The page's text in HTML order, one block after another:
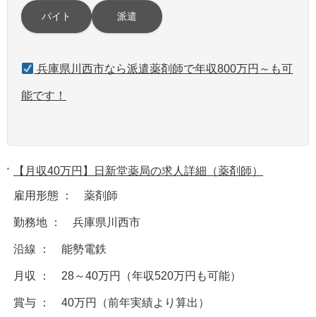
バイト 派遣
兵庫県川西市なら派遣薬剤師で年収800万円～も可
能です！
【月収40万円】日新堂薬局の求人詳細（薬剤師）
雇用形態 ： 薬剤師
勤務地 ： 兵庫県川西市
沿線 ： 能勢電鉄
月収 ： 28～40万円（年収520万円も可能）
賞与 ： 40万円（前年実績より算出）